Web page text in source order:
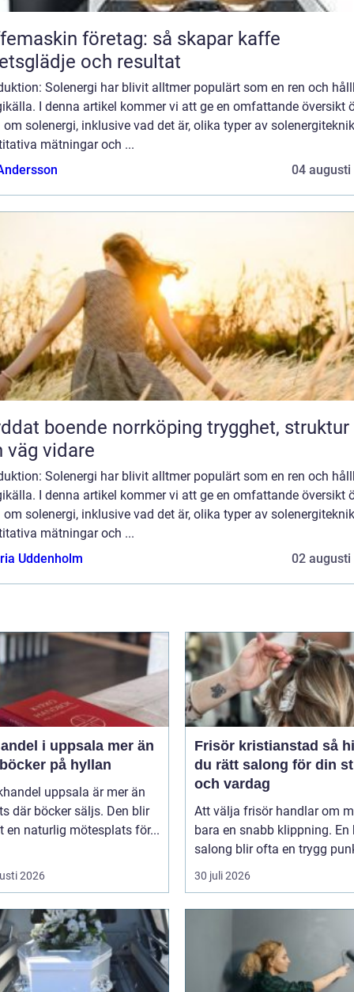
företag: så skapar kaffe
och resultat
Solenergi har blivit alltmer populärt som en ren och
I denna artikel kommer vi att ge en omfattande översikt
solenergi, inklusive vad det är, olika typer av
mätningar och ...
04 augusti
boende norrköping trygghet, struktur
väg vidare
Solenergi har blivit alltmer populärt som en ren och
I denna artikel kommer vi att ge en omfattande översikt
solenergi, inklusive vad det är, olika typer av
mätningar och ...
Uddenholm
02 augusti
i uppsala mer än
på hyllan
uppsala är mer än
där böcker säljs. Den blir
en naturlig mötesplats för...
2026
Frisör kristianstad så hittar
du rätt salong för din
och vardag
Att välja frisör handlar om
bara en snabb klippning. En
salong blir ofta en trygg
30 juli 2026